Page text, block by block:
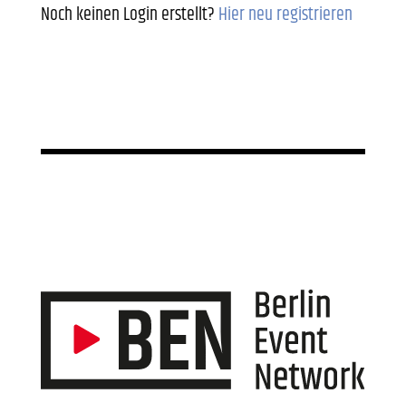
Noch keinen Login erstellt?Hier neu registrieren